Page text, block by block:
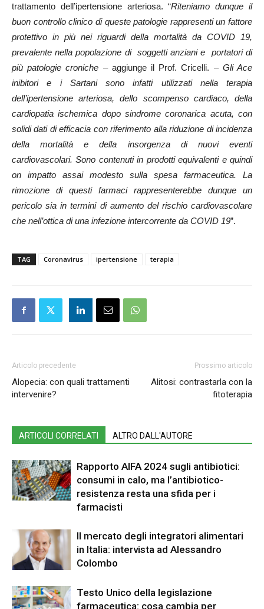
trattamento dell’ipertensione arteriosa. “Riteniamo dunque il
buon controllo clinico di queste patologie rappresenti un fattore
protettivo in più nei riguardi della mortalità da COVID 19,
prevalente nella popolazione di soggetti anziani e portatori di
più patologie croniche – aggiunge il Prof. Cricelli. – Gli Ace
inibitori e i Sartani sono infatti utilizzati nella terapia
dell’ipertensione arteriosa, dello scompenso cardiaco, della
cardiopatia ischemica dopo sindrome coronarica acuta, con
solidi dati di efficacia con riferimento alla riduzione di incidenza
della mortalità e della insorgenza di nuovi eventi
cardiovascolari. Sono contenuti in prodotti equivalenti e quindi
on impatto assai modesto sulla spesa farmaceutica. La
rimozione di questi farmaci rappresenterebbe dunque un
pericolo sia in termini di aumento del rischio cardiovascolare
che nell’ottica di una infezione intercorrente da COVID 19”.
TAG Coronavirus ipertensione terapia
Articolo precedente
Alopecia: con quali trattamenti
intervenire?
Prossimo articolo
Alitosi: contrastarla con la
fitoterapia
ARTICOLI CORRELATI ALTRO DALL'AUTORE
Rapporto AIFA 2024 sugli antibiotici:
consumi in calo, ma l’antibiotico-
resistenza resta una sfida per i
farmacisti
Il mercato degli integratori alimentari
in Italia: intervista ad Alessandro
Colombo
Testo Unico della legislazione
farmaceutica: cosa cambia per